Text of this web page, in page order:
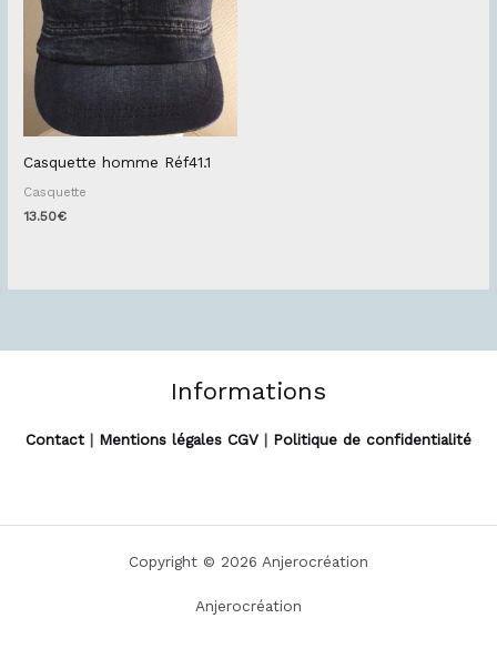
Casquette homme Réf41.1
Casquette
13.50€
Informations
Contact | Mentions légales CGV | Politique de confidentialité
Copyright © 2026 Anjerocréation
Anjerocréation